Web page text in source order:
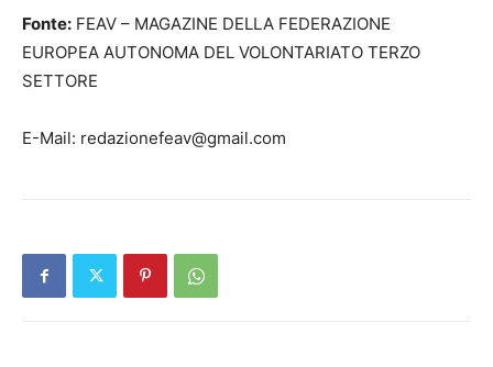
Fonte: FEAV – MAGAZINE DELLA FEDERAZIONE
EUROPEA AUTONOMA DEL VOLONTARIATO TERZO
SETTORE
E-Mail: redazionefeav@gmail.com